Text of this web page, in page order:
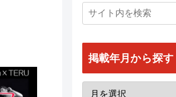
掲載年月から探す